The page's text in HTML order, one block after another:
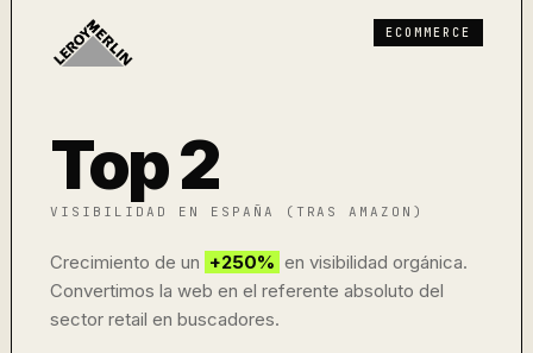
ECOMMERCE
Top 2
VISIBILIDAD EN ESPAÑA (TRAS AMAZON)
Crecimiento de un +250% en visibilidad orgánica.
Convertimos la web en el referente absoluto del
sector retail en buscadores.